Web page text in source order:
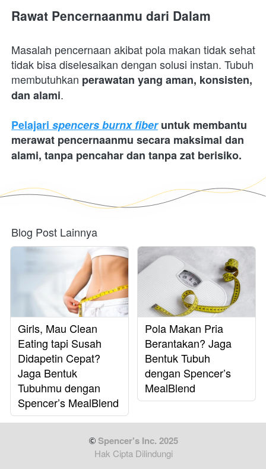
Rawat Pencernaanmu dari Dalam
Masalah pencernaan akibat pola makan tidak sehat
tidak bisa diselesaikan dengan solusi instan. Tubuh
membutuhkan perawatan yang aman, konsisten,
dan alami.
Pelajari spencers burnx fiber untuk membantu
merawat pencernaanmu secara maksimal dan
alami, tanpa pencahar dan tanpa zat berisiko.
Blog Post Lainnya
Girls, Mau Clean
Eating tapi Susah
Didapetin Cepat?
Jaga Bentuk
Tubuhmu dengan
Spencer’s MealBlend
Pola Makan Pria
Berantakan? Jaga
Bentuk Tubuh
dengan Spencer’s
MealBlend
Spencer's Inc. 2025
Hak Cipta Dilindungi